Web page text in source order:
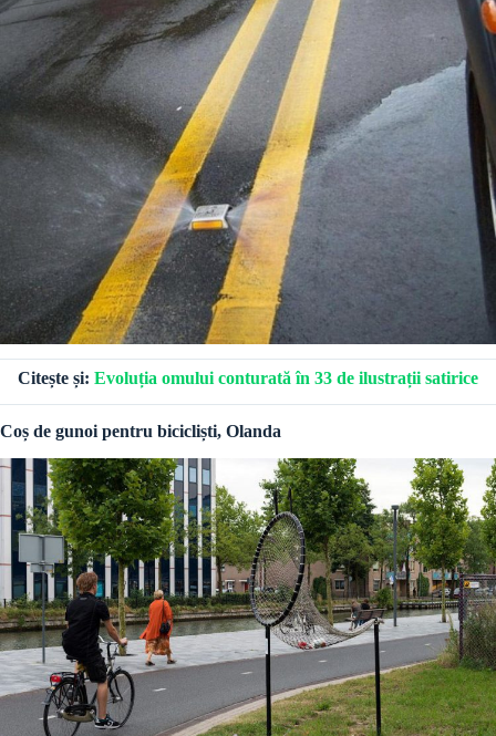
Citește și: Evoluția omului conturată în 33 de ilustrații satirice
Coș de gunoi pentru bicicliști, Olanda